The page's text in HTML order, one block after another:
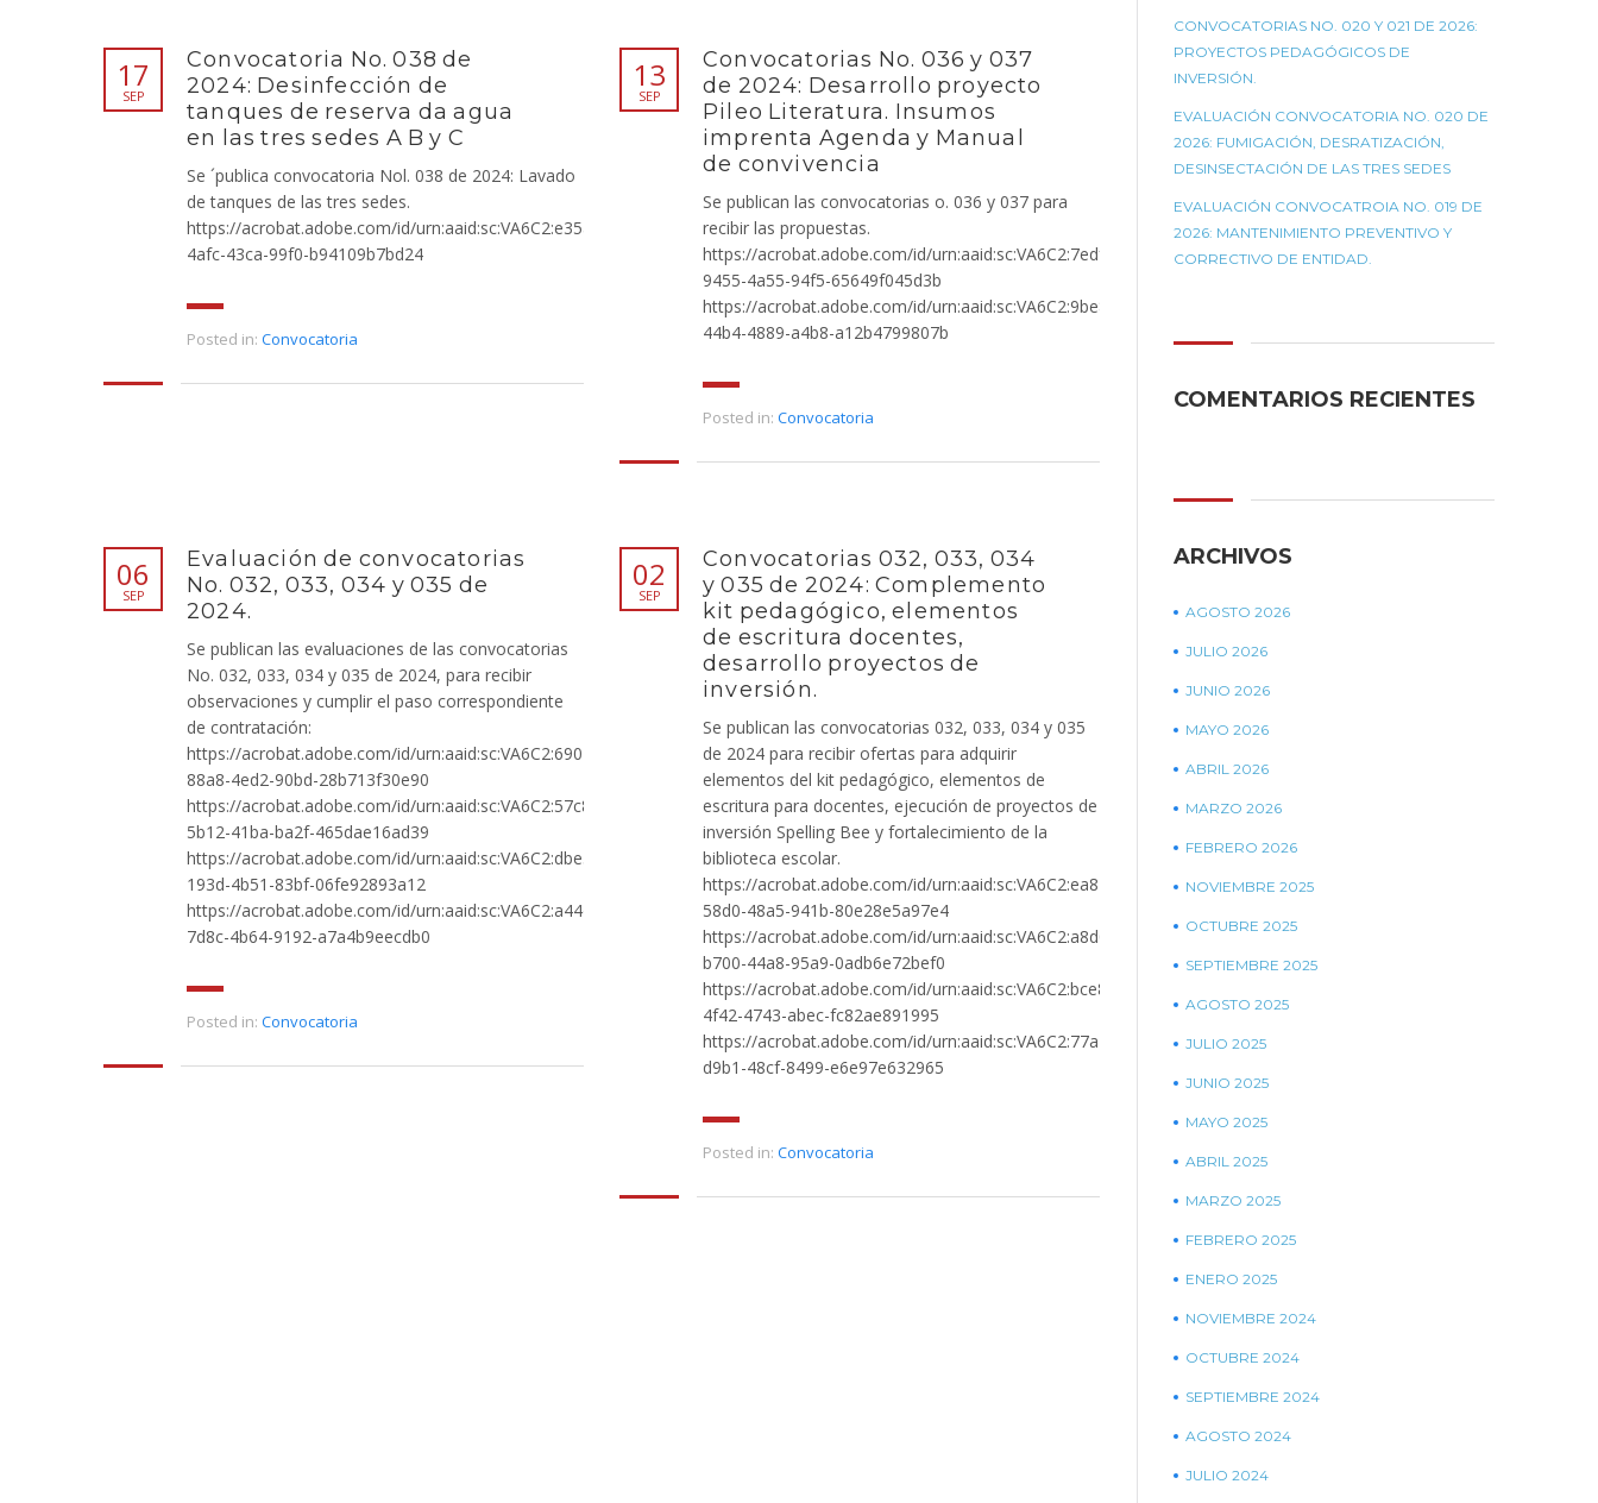
17
SEP
Convocatoria No. 038 de
2024: Desinfección de
tanques de reserva da agua
en las tres sedes A B y C
Se ´publica convocatoria Nol. 038 de 2024: Lavado
de tanques de las tres sedes.
https://acrobat.adobe.com/id/urn:aaid:sc:VA6C2:e35a91eb-
4afc-43ca-99f0-b94109b7bd24
Posted in: Convocatoria
13
SEP
Convocatorias No. 036 y 037
de 2024: Desarrollo proyecto
Pileo Literatura. Insumos
imprenta Agenda y Manual
de convivencia
Se publican las convocatorias o. 036 y 037 para
recibir las propuestas.
https://acrobat.adobe.com/id/urn:aaid:sc:VA6C2:7edf1239-
9455-4a55-94f5-65649f045d3b
https://acrobat.adobe.com/id/urn:aaid:sc:VA6C2:9be84be5-
44b4-4889-a4b8-a12b4799807b
Posted in: Convocatoria
06
SEP
Evaluación de convocatorias
No. 032, 033, 034 y 035 de
2024.
Se publican las evaluaciones de las convocatorias
No. 032, 033, 034 y 035 de 2024, para recibir
observaciones y cumplir el paso correspondiente
de contratación:
https://acrobat.adobe.com/id/urn:aaid:sc:VA6C2:69046e52-
88a8-4ed2-90bd-28b713f30e90
https://acrobat.adobe.com/id/urn:aaid:sc:VA6C2:57c87b7d-
5b12-41ba-ba2f-465dae16ad39
https://acrobat.adobe.com/id/urn:aaid:sc:VA6C2:dbe59369-
193d-4b51-83bf-06fe92893a12
https://acrobat.adobe.com/id/urn:aaid:sc:VA6C2:a44ef923-
7d8c-4b64-9192-a7a4b9eecdb0
Posted in: Convocatoria
02
SEP
Convocatorias 032, 033, 034
y 035 de 2024: Complemento
kit pedagógico, elementos
de escritura docentes,
desarrollo proyectos de
inversión.
Se publican las convocatorias 032, 033, 034 y 035
de 2024 para recibir ofertas para adquirir
elementos del kit pedagógico, elementos de
escritura para docentes, ejecución de proyectos de
inversión Spelling Bee y fortalecimiento de la
biblioteca escolar.
https://acrobat.adobe.com/id/urn:aaid:sc:VA6C2:ea819811-
58d0-48a5-941b-80e28e5a97e4
https://acrobat.adobe.com/id/urn:aaid:sc:VA6C2:a8d04a30-
b700-44a8-95a9-0adb6e72bef0
https://acrobat.adobe.com/id/urn:aaid:sc:VA6C2:bce80be6-
4f42-4743-abec-fc82ae891995
https://acrobat.adobe.com/id/urn:aaid:sc:VA6C2:77a76566-
d9b1-48cf-8499-e6e97e632965
Posted in: Convocatoria
CONVOCATORIAS NO. 020 Y 021 DE 2026:
PROYECTOS PEDAGÓGICOS DE
INVERSIÓN.
EVALUACIÓN CONVOCATORIA NO. 020 DE
2026: FUMIGACIÓN, DESRATIZACIÓN,
DESINSECTACIÓN DE LAS TRES SEDES
EVALUACIÓN CONVOCATROIA NO. 019 DE
2026: MANTENIMIENTO PREVENTIVO Y
CORRECTIVO DE ENTIDAD.
COMENTARIOS RECIENTES
ARCHIVOS
AGOSTO 2026
JULIO 2026
JUNIO 2026
MAYO 2026
ABRIL 2026
MARZO 2026
FEBRERO 2026
NOVIEMBRE 2025
OCTUBRE 2025
SEPTIEMBRE 2025
AGOSTO 2025
JULIO 2025
JUNIO 2025
MAYO 2025
ABRIL 2025
MARZO 2025
FEBRERO 2025
ENERO 2025
NOVIEMBRE 2024
OCTUBRE 2024
SEPTIEMBRE 2024
AGOSTO 2024
JULIO 2024